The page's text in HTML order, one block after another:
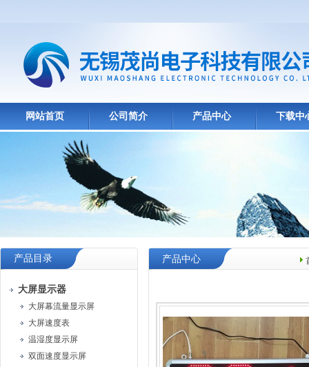
网站首页 公司简介 产品中心 下载中
产品目录
大屏显示器
大屏幕流量显示屏
大屏速度表
温湿度显示屏
双面速度显示屏
产品中心